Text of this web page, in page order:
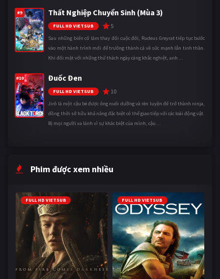
#9 Thất Nghiệp Chuyển Sinh (Mùa 3)
FULL HD VIETSUB 5
Sau những biến cố làm thay đổi cuộc đời, Rudeus Greyrat tiếp tục bước
vào một hành trình mới để trưởng thành cả về sức mạnh lẫn tinh thần.
Khi đối mặt với những thử thách ngày càng khắc nghiệt, anh ...
#10 Đuốc Đen
FULL HD VIETSUB 10
Jirô là một cậu bé được ông nuôi dưỡng và rèn luyện để trở thành ninja,
đồng thời sở hữu khả năng đặc biệt có thể giao tiếp với các loài động vật.
Bị mọi người xa lánh vì sự khác biệt của mình, cậu ...
Phim được xem nhiều
FULL HD VIETSUB FULL HD VIETSUB